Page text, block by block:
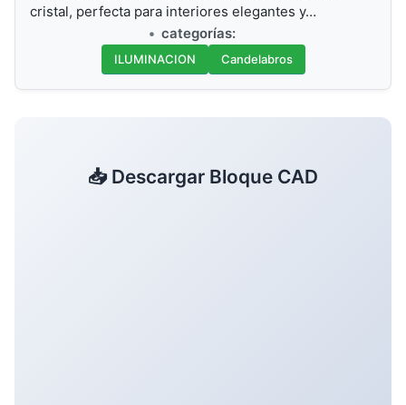
cristal, perfecta para interiores elegantes y…
categorías:
ILUMINACION Candelabros
📥 Descargar Bloque CAD